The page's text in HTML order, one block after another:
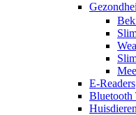
E-Readers
Bluetooth
Huisdieren